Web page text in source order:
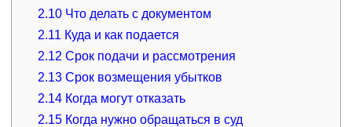
2.10 Что делать с документом
2.11 Куда и как подается
2.12 Срок подачи и рассмотрения
2.13 Срок возмещения убытков
2.14 Когда могут отказать
2.15 Когда нужно обращаться в суд